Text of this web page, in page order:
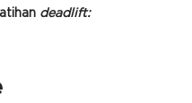
deadlift: